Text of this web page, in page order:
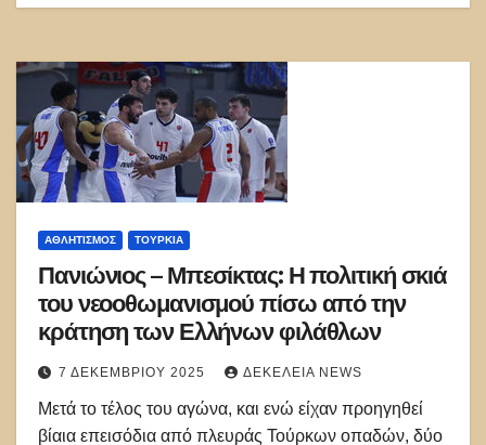
ΑΘΛΗΤΙΣΜΌΣ ΤΟΥΡΚΊΑ
Πανιώνιος – Μπεσίκτας: Η πολιτική σκιά
του νεοοθωμανισμού πίσω από την
κράτηση των Ελλήνων φιλάθλων
7 ΔΕΚΕΜΒΡΊΟΥ 2025 ΔΕΚΈΛΕΙΑ NEWS
Μετά το τέλος του αγώνα, και ενώ είχαν προηγηθεί
βίαια επεισόδια από πλευράς Τούρκων οπαδών, δύο